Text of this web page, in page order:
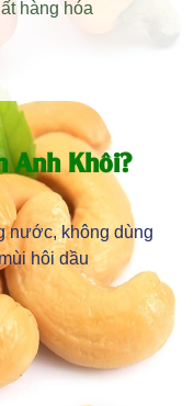
hàng hóa
Anh Khôi?
nước, không dùng
hôi dầu